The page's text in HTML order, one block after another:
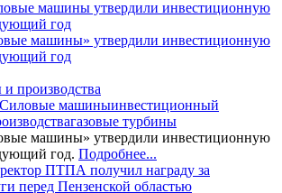
машины» утвердили инвестиционную
год
производства
Силовые машиныинвестиционный
газовые турбины
машины» утвердили инвестиционную
год. Подробнее...